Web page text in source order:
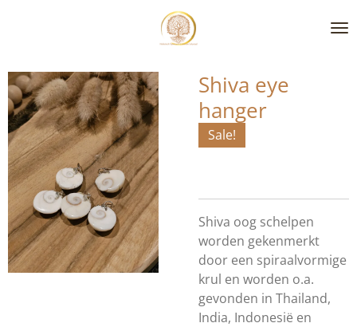
de
hoofdinhoud
Shiva eye
hanger
Sale!
Shiva oog schelpen
worden gekenmerkt
door een spiraalvormige
krul en worden o.a.
gevonden in Thailand,
India, Indonesië en